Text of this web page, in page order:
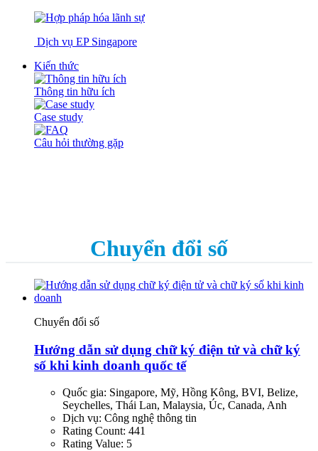
Dịch vụ EP Singapore
Kiến thức
Thông tin hữu ích
Case study
Câu hỏi thường gặp
Chuyển đổi số
Chuyển đổi số
Hướng dẫn sử dụng chữ ký điện tử và chữ ký
số khi kinh doanh quốc tế
Quốc gia: Singapore, Mỹ, Hồng Kông, BVI, Belize,
Seychelles, Thái Lan, Malaysia, Úc, Canada, Anh
Dịch vụ: Công nghệ thông tin
Rating Count: 441
Rating Value: 5